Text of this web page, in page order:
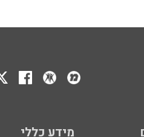
מידע כללי